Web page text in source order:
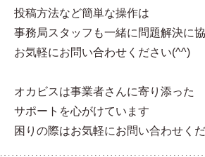
投稿方法など簡単な操作は
事務局スタッフも一緒に問題解決に
お気軽にお問い合わせください(^^)
オカビスは事業者さんに寄り添った
サポートを心がけています
困りの際はお気軽にお問い合わせく